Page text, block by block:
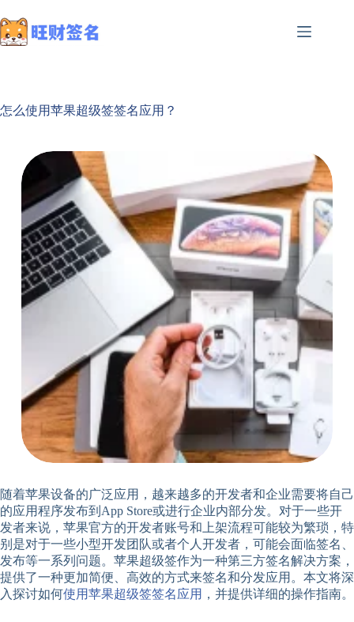
怎么使用苹果超级签签名应用？
随着苹果设备的广泛应用，越来越多的开发者和企业需要将自己
的应用程序发布到App Store或进行企业内部分发。对于一些开
发者来说，苹果官方的开发者账号和上架流程可能较为繁琐，特
别是对于一些小型开发团队或者个人开发者，可能会面临签名、
发布等一系列问题。苹果超级签作为一种第三方签名解决方案，
提供了一种更加简便、高效的方式来签名和分发应用。本文将深
入探讨如何使用苹果超级签签名应用 ，并提供详细的操作指南。